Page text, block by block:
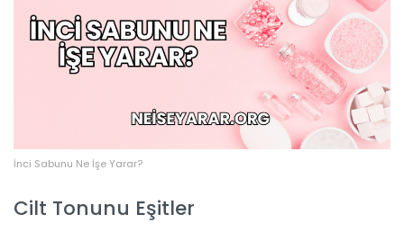
İnci Sabunu Ne İşe Yarar?
Cilt Tonunu Eşitler